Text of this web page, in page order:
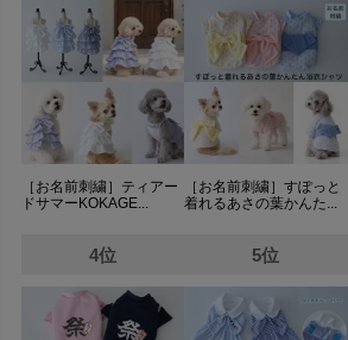
［お名前刺繍］ティアー
ドサマーKOKAGE...
［お名前刺繍］すぽっと
着れるあさの葉かんた...
4位 5位